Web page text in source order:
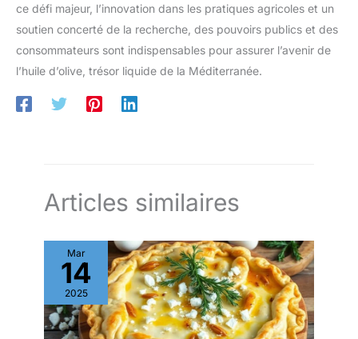
ce défi majeur, l’innovation dans les pratiques agricoles et un
soutien concerté de la recherche, des pouvoirs publics et des
consommateurs sont indispensables pour assurer l’avenir de
l’huile d’olive, trésor liquide de la Méditerranée.
Articles similaires
Mar
14
2025